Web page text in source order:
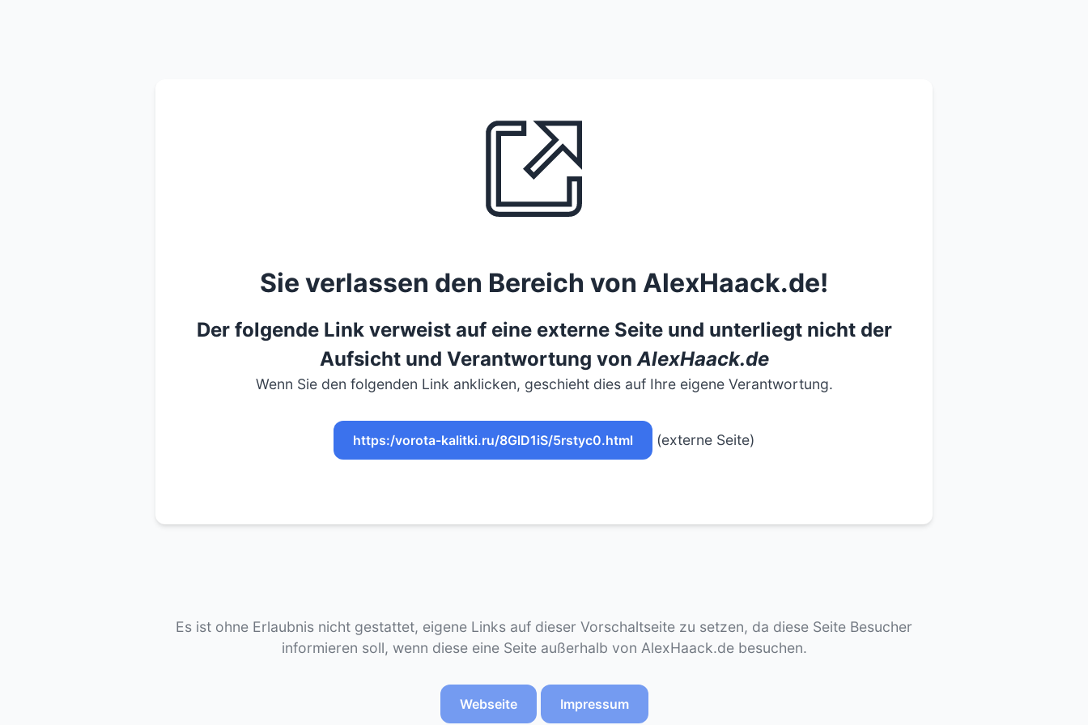
Sie verlassen den Bereich von AlexHaack.de!
Der folgende Link verweist auf eine externe Seite und unterliegt nicht der
Aufsicht und Verantwortung vonAlexHaack.de
Wenn Sie den folgenden Link anklicken, geschieht dies auf Ihre eigene Verantwortung.
https:/vorota-kalitki.ru/8GlD1iS/5rstyc0.html (externe Seite)
Es ist ohne Erlaubnis nicht gestattet, eigene Links auf dieser Vorschaltseite zu setzen, da diese Seite Besucher
informieren soll, wenn diese eine Seite außerhalb von AlexHaack.de besuchen.
Webseite Impressum